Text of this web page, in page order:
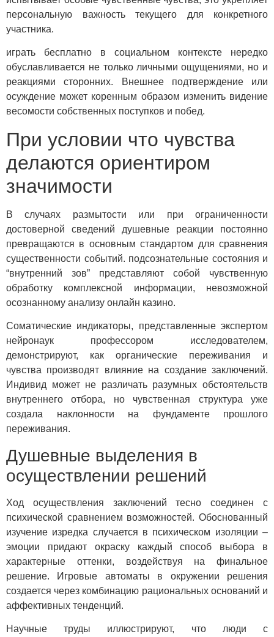
персональную важность текущего для конкретного
участника.
играть бесплатно в социальном контексте нередко
обуславливается не только личными ощущениями, но и
реакциями сторонних. Внешнее подтверждение или
осуждение может коренным образом изменить видение
весомости собственных поступков и побед.
При условии что чувства
делаются ориентиром
значимости
В случаях размытости или при ограниченности
достоверной сведений душевные реакции постоянно
превращаются в основным стандартом для сравнения
существенности событий. подсознательные состояния и
“внутренний зов” представляют собой чувственную
обработку комплексной информации, невозможной
осознанному анализу онлайн казино.
Соматические индикаторы, представленные экспертом
нейронаук профессором исследователем,
демонстрируют, как органические переживания и
чувства производят влияние на создание заключений.
Индивид может не различать разумных обстоятельств
внутреннего отбора, но чувственная структура уже
создала наклонности на фундаменте прошлого
переживания.
Душевные выделения в
осуществлении решений
Ход осуществления заключений тесно соединен с
психической сравнением возможностей. Обоснованный
изучение изредка случается в психическом изоляции –
эмоции придают окраску каждый способ выбора в
характерные оттенки, воздействуя на финальное
решение. Игровые автоматы в окружении решения
создается через комбинацию рациональных оснований и
аффективных тенденций.
Научные труды иллюстрируют, что люди с